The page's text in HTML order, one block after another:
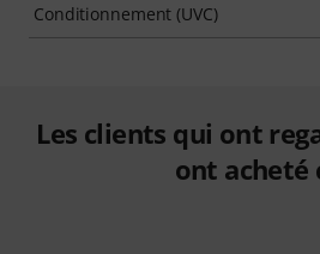
Conditionnement (UVC)
Les clients qui ont
ont acheté